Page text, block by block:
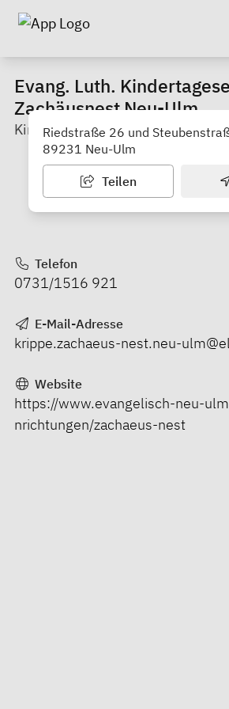
Evang. Luth.
Zachäusnest Neu-Ulm
Kinderkrippe
Riedstraße 26 und
89231 Neu-Ulm
Teilen
Telefon
0731/1516 921
E-Mail-Adresse
krippe.zachaeus-nest.neu-
Website
https://www.evangelisch-neu-
nrichtungen/zachaeus-nest